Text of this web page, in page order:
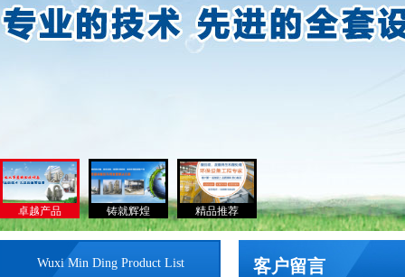
卓越产品 铸就辉煌 精品推荐
Wuxi Min Ding Product List 客户留言